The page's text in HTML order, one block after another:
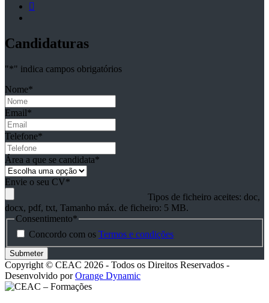
Candidaturas
"*" indica campos obrigatórios
Nome*
Email*
Telefone*
Área a que se candidata*
Envie o seu CV*
Tipos de ficheiro aceites: doc,
docx, pdf, txt, Tamanho máx. de ficheiro: 5 MB.
Consentimento*
Concordo com os Termos e condições
Copyright © CEAC 2026 - Todos os Direitos Reservados -
Desenvolvido porOrange Dynamic